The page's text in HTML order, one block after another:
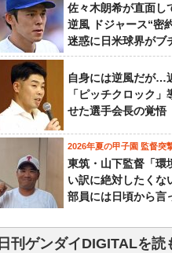
佐々木朗希が直面し
逆風 ドジャース“密
迷惑に日米球界がブ
自身には逆風だが…
「ピッチクロック
せた選手会長の覚悟
2026年夏の甲子園 監督突
東筑・山下監督「環
い訳に絶対したくな
部員には日頃から言
日刊ゲンダイDIGITALを読